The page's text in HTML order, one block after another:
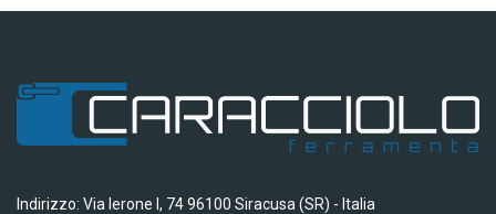
Indirizzo: Via Ierone I, 74 96100 Siracusa (SR) - Italia